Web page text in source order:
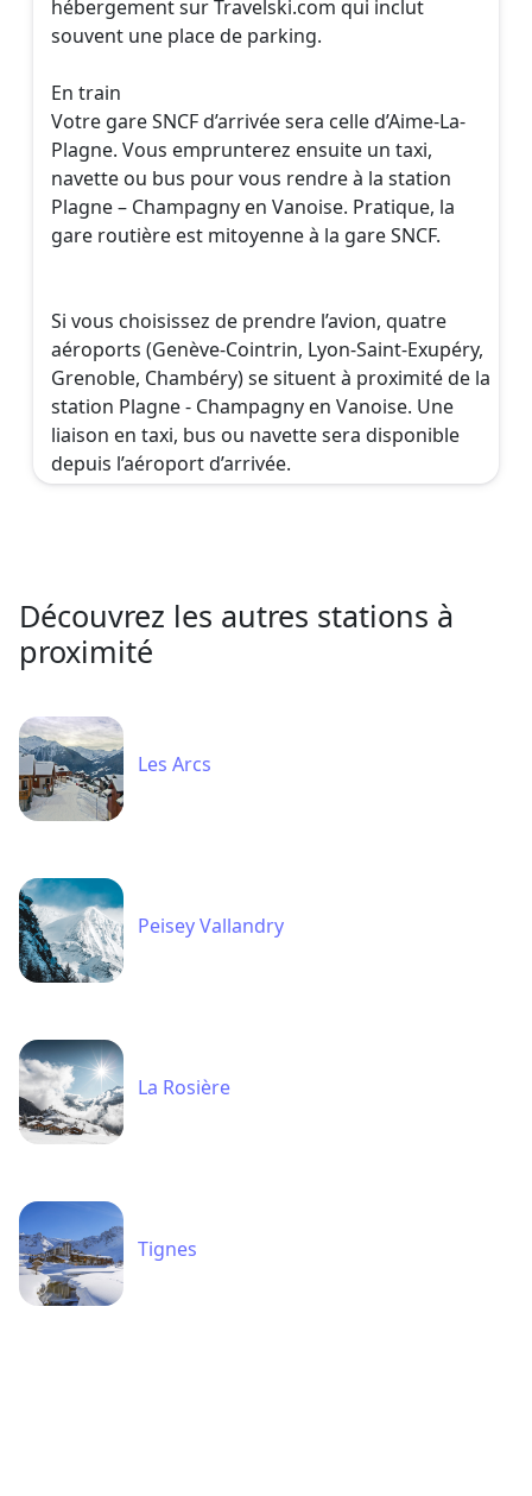
hébergement sur Travelski.com qui inclut
souvent une place de parking.
En train
Votre gare SNCF d’arrivée sera celle d’Aime-La-
Plagne. Vous emprunterez ensuite un taxi,
navette ou bus pour vous rendre à la station
Plagne – Champagny en Vanoise. Pratique, la
gare routière est mitoyenne à la gare SNCF.
Si vous choisissez de prendre l’avion, quatre
aéroports (Genève-Cointrin, Lyon-Saint-Exupéry,
Grenoble, Chambéry) se situent à proximité de la
station Plagne - Champagny en Vanoise. Une
liaison en taxi, bus ou navette sera disponible
depuis l’aéroport d’arrivée.
Découvrez les autres stations à
proximité
Les Arcs
Peisey Vallandry
La Rosière
Tignes